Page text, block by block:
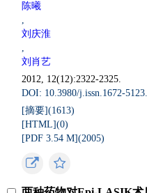
陈曦
,
刘庆淮
,
刘肖艺
2012, 12(12):2322-2325.
DOI: 10.3980/j.issn.1672-
[摘要](1613)
[HTML](0)
[PDF 3.54 M](2005)